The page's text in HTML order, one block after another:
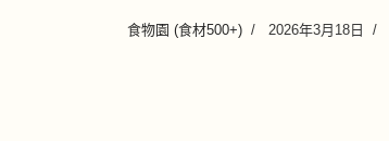
食物園 (食材500+) 2026年3月18日